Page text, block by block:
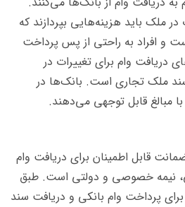
در ملک باید هزینه‌هایی بپردازند که
و افراد به راحتی از پس پرداخت
دریافت وام برای تغییرات در
ملک تجاری است. بانک‌ها در
مبالغ قابل توجهی می‌دهند.
قابل اطمینان برای دریافت وام
نیمه خصوصی و دولتی است. طبق
پرداخت وام بانکی و دریافت سند